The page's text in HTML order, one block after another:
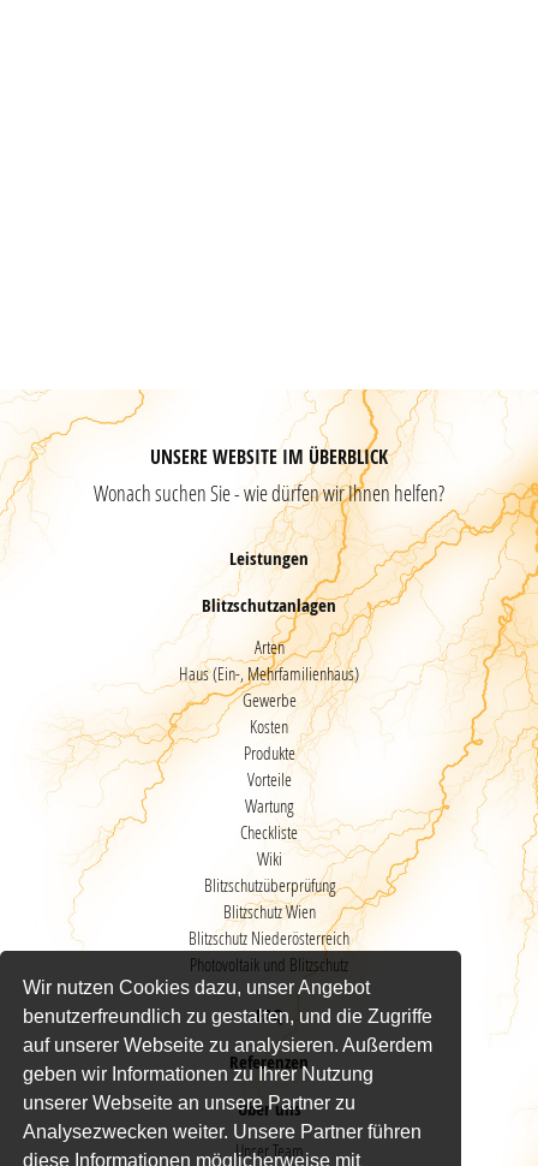
Wir nutzen Cookies dazu, unser Angebot
benutzerfreundlich zu gestalten, und die Zugriffe
auf unserer Webseite zu analysieren. Außerdem
geben wir Informationen zu Ihrer Nutzung
unserer Webseite an unsere Partner zu
Analysezwecken weiter. Unsere Partner führen
diese Informationen möglicherweise mit
UNSERE WEBSITE IM ÜBERBLICK
Wonach suchen Sie - wie dürfen wir Ihnen helfen?
Leistungen
Blitzschutzanlagen
Arten
Haus (Ein-, Mehrfamilienhaus)
Gewerbe
Kosten
Produkte
Vorteile
Wartung
Checkliste
Wiki
Blitzschutzüberprüfung
Blitzschutz Wien
Blitzschutz Niederösterreich
Photovoltaik und Blitzschutz
FAQ
Referenzen
Über uns
Unser Team